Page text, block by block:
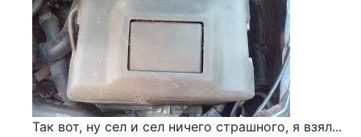
Так вот, ну сел и сел ничего страшного, я взял...